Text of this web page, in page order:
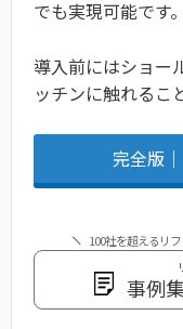
でも実現可能です。
導入前にはショー
ッチンに触れるこ
完全版
100社を超えるリ
事例